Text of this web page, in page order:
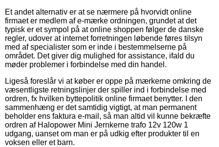
Et andet alternativ er at se nærmere på hvorvidt online
firmaet er medlem af e-mærke ordningen, grundet at det
typisk er et sympol på at online shoppen følger de danske
regler, udover at internet forretningen løbende føres tilsyn
med af specialister som er inde i bestemmelserne på
området. Det giver dig mulighed for assistance, ifald du
møder problemer i forbindelse med din handel.
Ligeså foreslår vi at køber er oppe på mærkerne omkring de
væsentligste retningslinjer der spiller ind i forbindelse med
ordren, fx hvilken byttepolitik online firmaet benytter. I den
sammenhæng er det samtidig vigtigt, at man permanent
beholder ens faktura e-mail, så man altid vil kunne bekræfte
ordren af Halopower Mini Jernkerne trafo 12v 120w 1
udgang, uanset om man er på udkig efter produkter til en
voksen eller et barn.